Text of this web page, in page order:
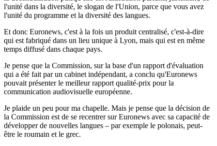
l'unité dans la diversité, le slogan de l'Union, parce que vous avez
l'unité du programme et la diversité des langues.
Et donc Euronews, c'est à la fois un produit centralisé, c'est-à-dire
qui est fabriqué dans un lieu unique à Lyon, mais qui est en même
temps diffusé dans chaque pays.
Je pense que la Commission, sur la base d'un rapport d'évaluation
qui a été fait par un cabinet indépendant, a conclu qu'Euronews
pouvait présenter le meilleur rapport qualité-prix pour la
communication audiovisuelle européenne.
Je plaide un peu pour ma chapelle. Mais je pense que la décision de
la Commission est de se recentrer sur Euronews avec sa capacité de
développer de nouvelles langues – par exemple le polonais, peut-
être le roumain et le grec.